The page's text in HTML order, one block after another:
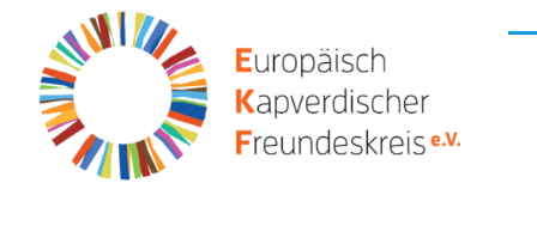
Direkt zum Inhalt